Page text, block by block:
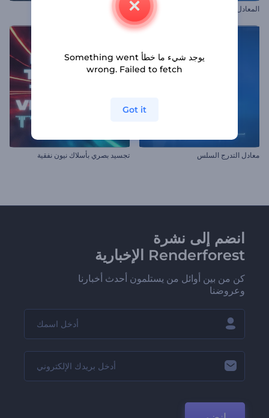
التجسد البصري المنكسر للايقاع
معادل التدرج السلس تجسيد بصري بأسلاك نيون نفقية
انضم إلى نشرة
Renderforest الإخبارية
كن من بين أوائل من يستلمون أحدث أخبارنا
وعروضنا
يوجد شيء ما خطأ Something went
wrong. Failed to fetch
Got it